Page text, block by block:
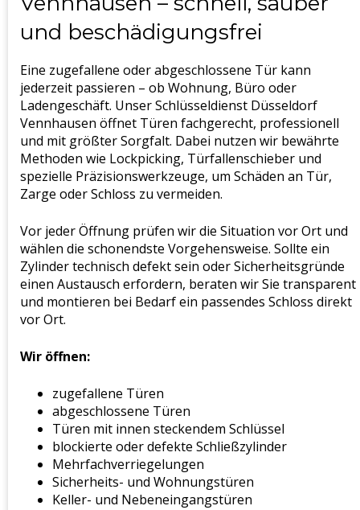
und beschädigungsfrei
Eine zugefallene oder abgeschlossene Tür kann
jederzeit passieren – ob Wohnung, Büro oder
Ladengeschäft. Unser Schlüsseldienst Düsseldorf
Vennhausen öffnet Türen fachgerecht, professionell
und mit größter Sorgfalt. Dabei nutzen wir bewährte
Methoden wie Lockpicking, Türfallenschieber und
spezielle Präzisionswerkzeuge, um Schäden an Tür,
Zarge oder Schloss zu vermeiden.
Vor jeder Öffnung prüfen wir die Situation vor Ort und
wählen die schonendste Vorgehensweise. Sollte ein
Zylinder technisch defekt sein oder Sicherheitsgründe
einen Austausch erfordern, beraten wir Sie transparent
und montieren bei Bedarf ein passendes Schloss direkt
vor Ort.
Wir öffnen:
zugefallene Türen
abgeschlossene Türen
Türen mit innen steckendem Schlüssel
blockierte oder defekte Schließzylinder
Mehrfachverriegelungen
Sicherheits- und Wohnungstüren
Keller- und Nebeneingangstüren